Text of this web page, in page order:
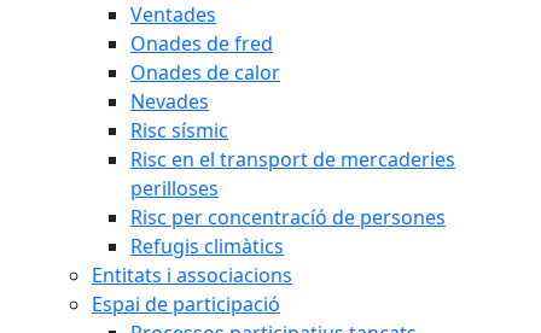
Ventades
Onades de fred
Onades de calor
Nevades
Risc sísmic
Risc en el transport de mercaderies
perilloses
Risc per concentracíó de persones
Refugis climàtics
Entitats i associacions
Espai de participació